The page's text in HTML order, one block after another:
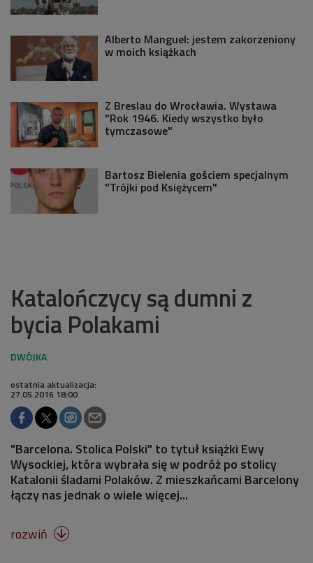
Alberto Manguel: jestem zakorzeniony
w moich książkach
Z Breslau do Wrocławia. Wystawa
"Rok 1946. Kiedy wszystko było
tymczasowe"
Bartosz Bielenia gościem specjalnym
"Trójki pod Księżycem"
Katalończycy są dumni z
bycia Polakami
ostatnia aktualizacja:
27.05.2016 18:00
"Barcelona. Stolica Polski" to tytuł książki Ewy
Wysockiej, która wybrała się w podróż po stolicy
Katalonii śladami Polaków. Z mieszkańcami Barcelony
łączy nas jednak o wiele więcej...
rozwiń 